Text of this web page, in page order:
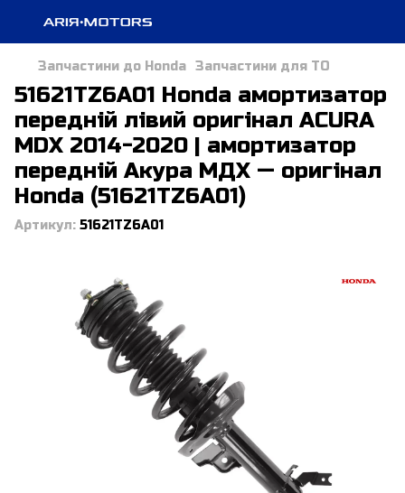
Запчастини до Honda Запчастини для ТО
51621TZ6A01 Honda амортизатор
передній лівий оригінал ACURA
MDX 2014-2020 | амортизатор
передній Акура МДХ — оригінал
Honda (51621TZ6A01)
Артикул: 51621TZ6A01